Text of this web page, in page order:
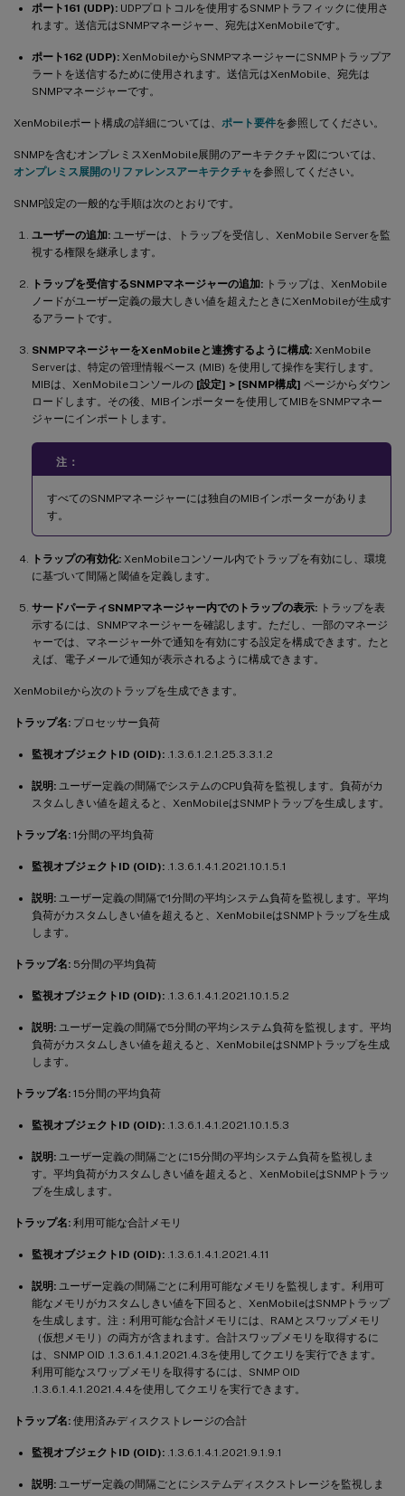
ポート161 (UDP): UDPプロトコルを使用するSNMPトラフィックに使用さ
れます。送信元はSNMPマネージャー、宛先はXenMobileです。
ポート162 (UDP): XenMobileからSNMPマネージャーにSNMPトラップア
ラートを送信するために使用されます。送信元はXenMobile、宛先は
SNMPマネージャーです。
XenMobileポート構成の詳細については、 ポート要件を参照してください。
SNMPを含むオンプレミスXenMobile展開のアーキテクチャ図については、
オンプレミス展開のリファレンスアーキテクチャを参照してください。
SNMP設定の一般的な手順は次のとおりです。
ユーザーの追加: ユーザーは、トラップを受信し、XenMobile Serverを監
視する権限を継承します。
トラップを受信するSNMPマネージャーの追加: トラップは、XenMobile
ノードがユーザー定義の最大しきい値を超えたときにXenMobileが生成す
るアラートです。
SNMPマネージャーをXenMobileと連携するように構成: XenMobile
Serverは、特定の管理情報ベース (MIB) を使用して操作を実行します。
MIBは、XenMobileコンソールの [設定] > [SNMP構成] ページからダウン
ロードします。その後、MIBインポーターを使用してMIBをSNMPマネー
ジャーにインポートします。
注：
すべてのSNMPマネージャーには独自のMIBインポーターがありま
す。
トラップの有効化: XenMobileコンソール内でトラップを有効にし、環境
に基づいて間隔と閾値を定義します。
サードパーティSNMPマネージャー内でのトラップの表示: トラップを表
示するには、SNMPマネージャーを確認します。ただし、一部のマネージ
ャーでは、マネージャー外で通知を有効にする設定を構成できます。たと
えば、電子メールで通知が表示されるように構成できます。
XenMobileから次のトラップを生成できます。
トラップ名: プロセッサー負荷
監視オブジェクトID (OID): .1.3.6.1.2.1.25.3.3.1.2
説明: ユーザー定義の間隔でシステムのCPU負荷を監視します。負荷がカ
スタムしきい値を超えると、XenMobileはSNMPトラップを生成します。
トラップ名: 1分間の平均負荷
監視オブジェクトID (OID): .1.3.6.1.4.1.2021.10.1.5.1
説明: ユーザー定義の間隔で1分間の平均システム負荷を監視します。平均
負荷がカスタムしきい値を超えると、XenMobileはSNMPトラップを生成
します。
トラップ名: 5分間の平均負荷
監視オブジェクトID (OID): .1.3.6.1.4.1.2021.10.1.5.2
説明: ユーザー定義の間隔で5分間の平均システム負荷を監視します。平均
負荷がカスタムしきい値を超えると、XenMobileはSNMPトラップを生成
します。
トラップ名: 15分間の平均負荷
監視オブジェクトID (OID): .1.3.6.1.4.1.2021.10.1.5.3
説明: ユーザー定義の間隔ごとに15分間の平均システム負荷を監視しま
す。平均負荷がカスタムしきい値を超えると、XenMobileはSNMPトラッ
プを生成します。
トラップ名: 利用可能な合計メモリ
監視オブジェクトID (OID): .1.3.6.1.4.1.2021.4.11
説明: ユーザー定義の間隔ごとに利用可能なメモリを監視します。利用可
能なメモリがカスタムしきい値を下回ると、XenMobileはSNMPトラップ
を生成します。注：利用可能な合計メモリには、RAMとスワップメモリ
（仮想メモリ）の両方が含まれます。合計スワップメモリを取得するに
は、SNMP OID .1.3.6.1.4.1.2021.4.3を使用してクエリを実行できます。
利用可能なスワップメモリを取得するには、SNMP OID
.1.3.6.1.4.1.2021.4.4を使用してクエリを実行できます。
トラップ名: 使用済みディスクストレージの合計
監視オブジェクトID (OID): .1.3.6.1.4.1.2021.9.1.9.1
説明: ユーザー定義の間隔ごとにシステムディスクストレージを監視しま